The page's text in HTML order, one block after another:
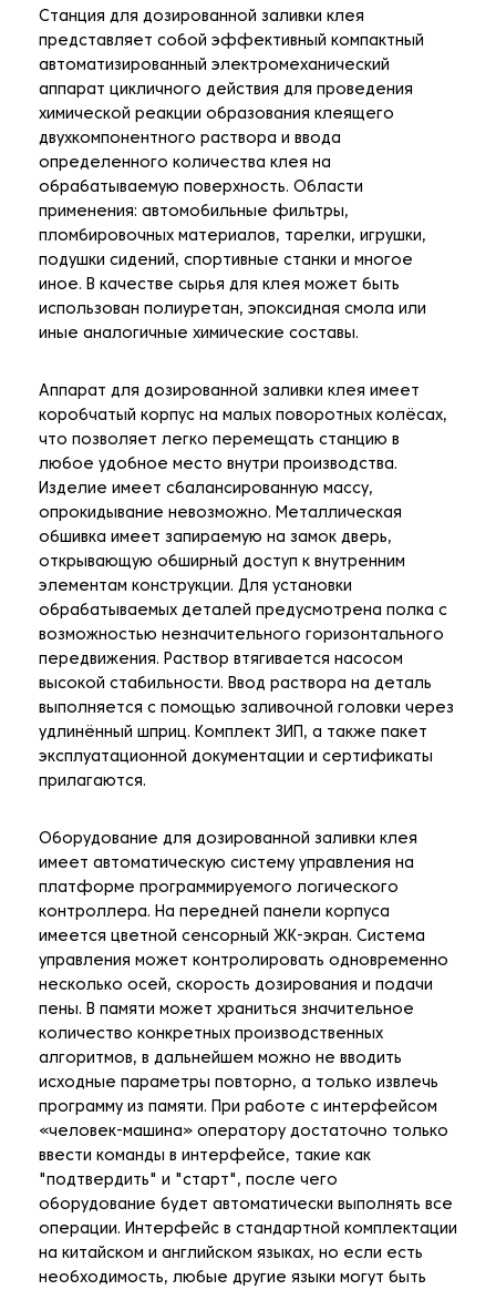
Станция для дозированной заливки клея
представляет собой эффективный компактный
автоматизированный электромеханический
аппарат цикличного действия для проведения
химической реакции образования клеящего
двухкомпонентного раствора и ввода
определенного количества клея на
обрабатываемую поверхность. Области
применения: автомобильные фильтры,
пломбировочных материалов, тарелки, игрушки,
подушки сидений, спортивные станки и многое
иное. В качестве сырья для клея может быть
использован полиуретан, эпоксидная смола или
иные аналогичные химические составы.
Аппарат для дозированной заливки клея имеет
коробчатый корпус на малых поворотных колёсах,
что позволяет легко перемещать станцию в
любое удобное место внутри производства.
Изделие имеет сбалансированную массу,
опрокидывание невозможно. Металлическая
обшивка имеет запираемую на замок дверь,
открывающую обширный доступ к внутренним
элементам конструкции. Для установки
обрабатываемых деталей предусмотрена полка с
возможностью незначительного горизонтального
передвижения. Раствор втягивается насосом
высокой стабильности. Ввод раствора на деталь
выполняется с помощью заливочной головки через
удлинённый шприц. Комплект ЗИП, а также пакет
эксплуатационной документации и сертификаты
прилагаются.
Оборудование для дозированной заливки клея
имеет автоматическую систему управления на
платформе программируемого логического
контроллера. На передней панели корпуса
имеется цветной сенсорный ЖК-экран. Система
управления может контролировать одновременно
несколько осей, скорость дозирования и подачи
пены. В памяти может храниться значительное
количество конкретных производственных
алгоритмов, в дальнейшем можно не вводить
исходные параметры повторно, а только извлечь
программу из памяти. При работе с интерфейсом
«человек-машина» оператору достаточно только
ввести команды в интерфейсе, такие как
"подтвердить" и "старт", после чего
оборудование будет автоматически выполнять все
операции. Интерфейс в стандартной комплектации
на китайском и английском языках, но если есть
необходимость, любые другие языки могут быть